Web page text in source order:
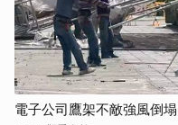
電子公司鷹架不敵強風倒